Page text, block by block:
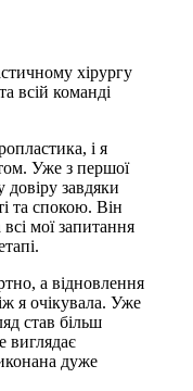
хірургу
та всій команді
і я
Уже з першої
довіру завдяки
та спокою. Він
мої запитання
а відновлення
я очікувала. Уже
став більш
виглядає
дуже